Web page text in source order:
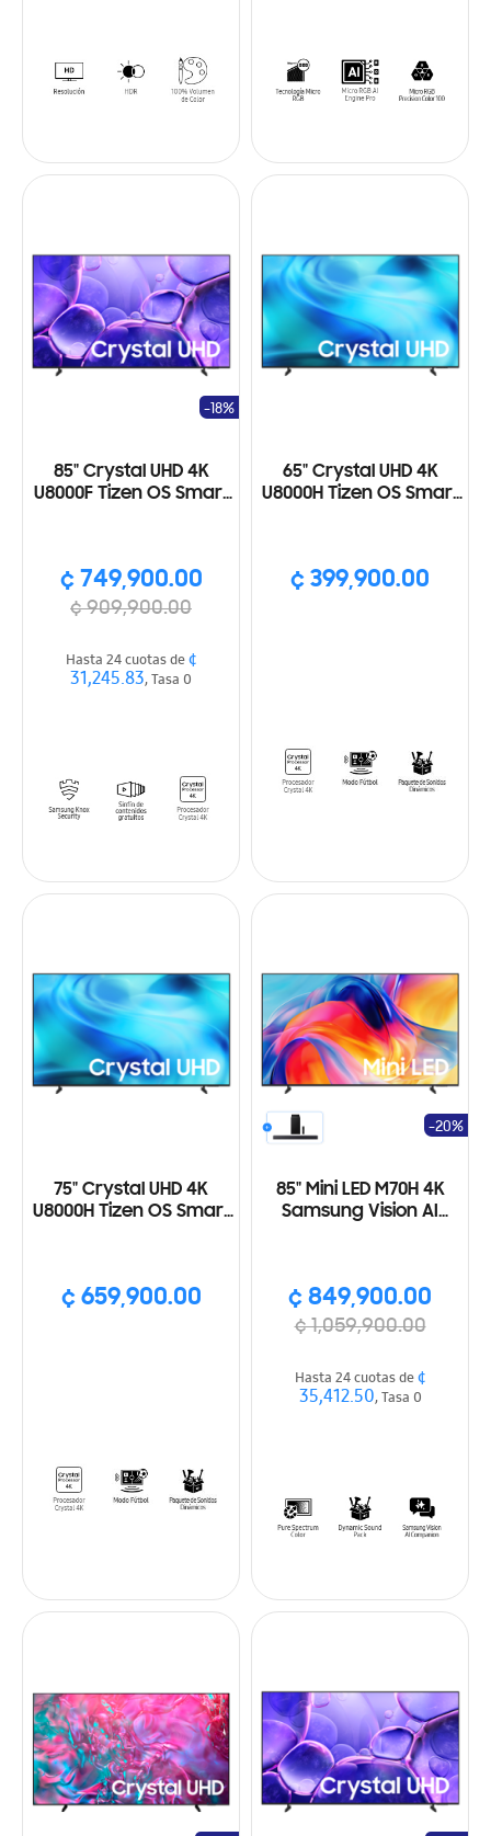
85" Crystal UHD 4K
U8000F Tizen OS Smart
¢ 749,900.00
¢ 909,900.00
-18%
Hasta 24 cuotas de¢
31,245.83, Tasa 0
65" Crystal UHD 4K
U8000H Tizen OS Smart
¢ 399,900.00
75" Crystal UHD 4K
U8000H Tizen OS Smart
¢ 659,900.00
85" Mini LED M70H 4K
Samsung Vision AI
¢ 849,900.00
¢ 1,059,900.00
-20%
Hasta 24 cuotas de¢
35,412.50, Tasa 0